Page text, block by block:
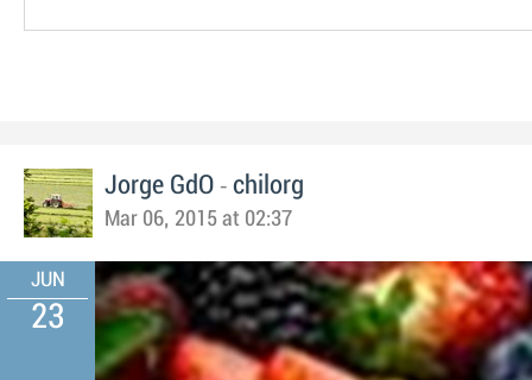
Jorge GdO - chilorg
Mar 06, 2015 at 02:37
JUN
23